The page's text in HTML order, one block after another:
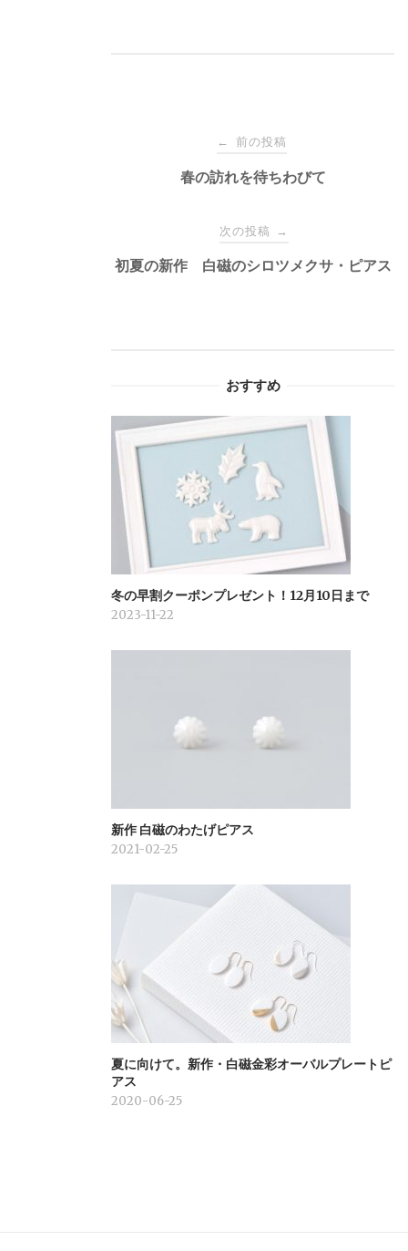
ビ
シ
ョ
ン
← 前の投稿
春の訪れを待ちわびて
次の投稿 →
初夏の新作 白磁のシロツメクサ・ピアス
おすすめ
冬の早割クーポンプレゼント！12月10日まで
2023-11-22
新作 白磁のわたげピアス
2021-02-25
夏に向けて。新作・白磁金彩オーバルプレートピ
アス
2020-06-25